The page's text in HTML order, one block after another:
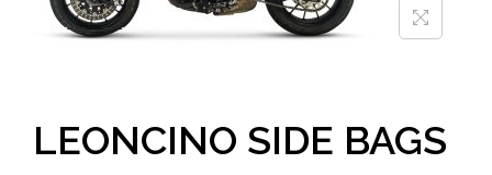
LEONCINO SIDE BAGS